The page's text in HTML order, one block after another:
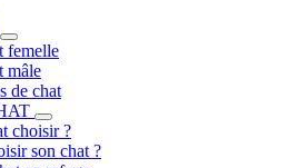
femelle
mâle
de chat
choisir ?
son chat ?